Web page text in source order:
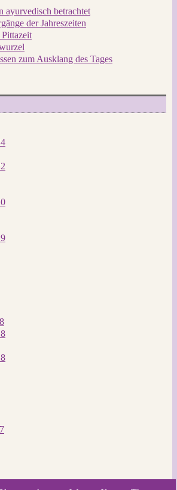
ayurvedisch betrachtet
der Jahreszeiten
zum Ausklang des Tages